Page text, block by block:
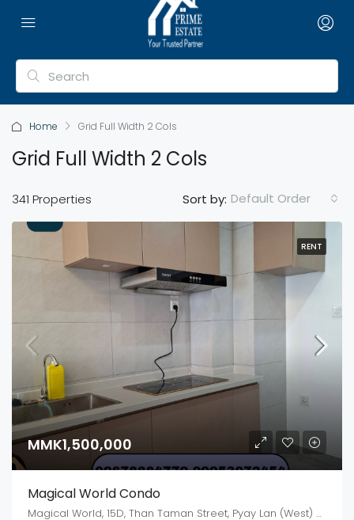
Home Grid Full Width 2 Cols
Grid Full Width 2 Cols
341 Properties Sort by: Default Order
RENT
MMK1,500,000
Magical World Condo
Magical World, 15D, Than Taman Street, Pyay Lan (West) Ward, Dagon, Kyauktada District, Yangon, 11191, Myanmar